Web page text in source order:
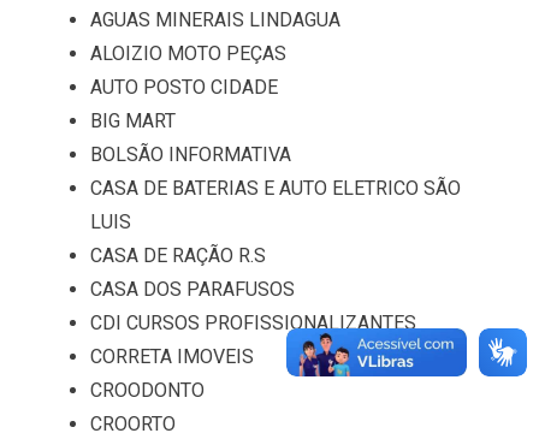
AGUAS MINERAIS LINDAGUA
ALOIZIO MOTO PEÇAS
AUTO POSTO CIDADE
BIG MART
BOLSÃO INFORMATIVA
CASA DE BATERIAS E AUTO ELETRICO SÃO
LUIS
CASA DE RAÇÃO R.S
CASA DOS PARAFUSOS
CDI CURSOS PROFISSIONALIZANTES
CORRETA IMOVEIS
CROODONTO
CROORTO